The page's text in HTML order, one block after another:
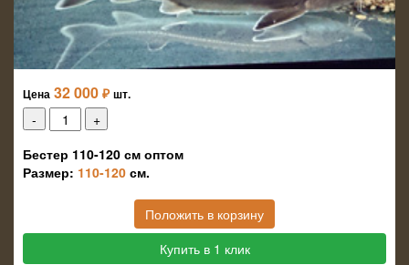
Цена 32 000 ₽ шт.
Бестер 110-120 см оптом
Размер: 110-120 см.
Положить в корзину
Купить в 1 клик